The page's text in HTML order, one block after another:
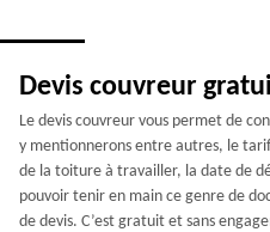
Devis couvreur
Le devis couvreur vous permet de
y mentionnerons entre autres, le
de la toiture à travailler, la date de
pouvoir tenir en main ce genre de
de devis. C’est gratuit et sans